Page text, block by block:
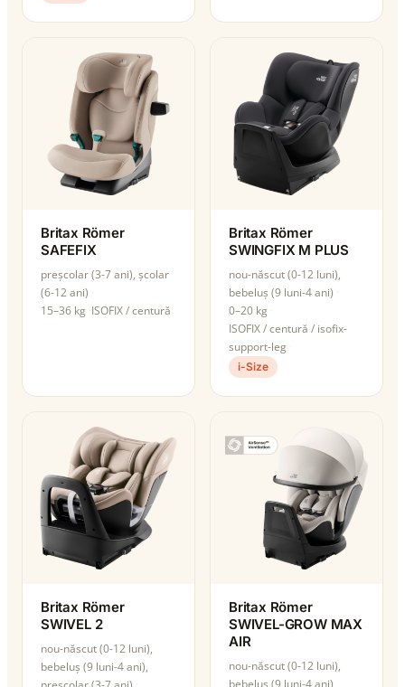
Britax Römer
SAFEFIX
preșcolar (3-7 ani), școlar
(6-12 ani)
15–36 kg ISOFIX / centură
Britax Römer
SWINGFIX M PLUS
nou-născut (0-12 luni),
bebeluș (9 luni-4 ani)
0–20 kg
ISOFIX / centură / isofix-
support-leg
i-Size
Britax Römer
SWIVEL 2
nou-născut (0-12 luni),
bebeluș (9 luni-4 ani),
Britax Römer
SWIVEL-GROW MAX
AIR
nou-născut (0-12 luni),
bebeluș (9 luni-4 ani),